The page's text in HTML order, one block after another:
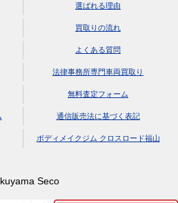
選ばれる理由
買取りの流れ
よくある質問
法律事務所専門車両買取り
無料査定フォーム
通信販売法に基づく表記
ボディメイクジム クロスロード福山
Seco